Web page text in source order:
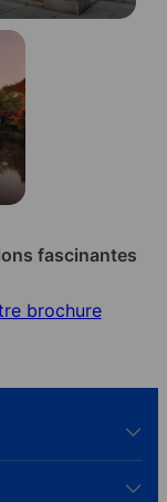
fascinantes
brochure